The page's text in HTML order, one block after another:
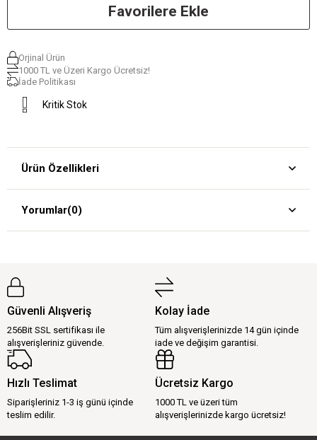
Favorilere Ekle
Orjinal Ürün
1000 TL ve Üzeri Kargo Ücretsiz!
İade Politikası
Kritik Stok
Ürün Özellikleri
Yorumlar(0)
Güvenli Alışveriş
256Bit SSL sertifikası ile
alışverişleriniz güvende.
Kolay İade
Tüm alışverişlerinizde 14 gün içinde
iade ve değişim garantisi.
Hızlı Teslimat
Siparişleriniz 1-3 iş günü içinde
teslim edilir.
Ücretsiz Kargo
1000 TL ve üzeri tüm
alışverişlerinizde kargo ücretsiz!